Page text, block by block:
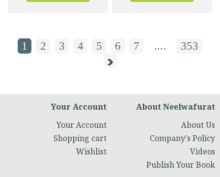
1 2 3 4 5 6 7 .... 353
About Neelwafurat
About Us
Company's Policy
Videos
Publish Your Book
Your Account
Your Account
Shopping cart
Wishlist